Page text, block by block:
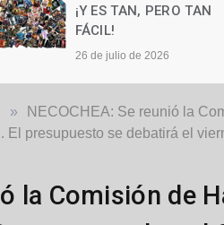
LOS MODELOS
19 de julio de 2026
»
NECOCHEA: Se reunió la
presupuesto se debatirá el
la Comisión de